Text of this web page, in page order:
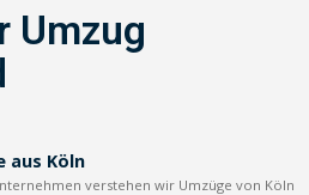
Umzug
aus Köln
verstehen wir Umzüge von Köln